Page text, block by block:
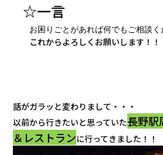
☆一言
お困りごとがあれば何でもご相談く
これからよろしくお願いします！！
話がガラッと変わりまして・・・
以前から行きたいと思っていた長野駅
＆レストランに行ってきました！！